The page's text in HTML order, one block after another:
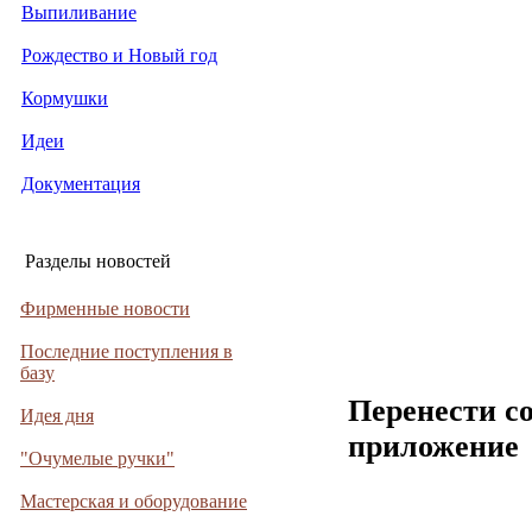
Выпиливание
Рождество и Новый год
Кормушки
Идеи
Документация
Разделы новостей
Фирменные новости
Последние поступления в
базу
Идея дня
"Очумелые ручки"
Мастерская и оборудование
Перенести
приложение